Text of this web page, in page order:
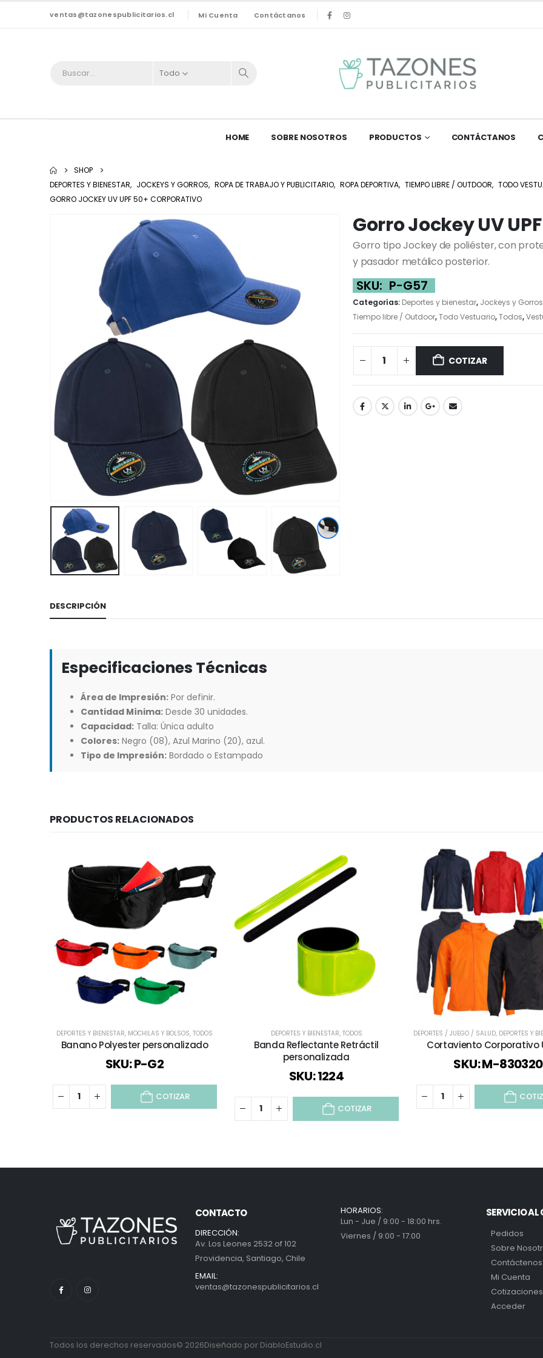
ventas@tazonespublicitarios.cl Mi Cuenta Contáctanos
Todo
HOME SOBRE NOSOTROS PRODUCTOS CONTÁCTANOS
SHOP
DEPORTES Y BIENESTAR, JOCKEYS Y GORROS, ROPA DE TRABAJO Y PUBLICITARIO, ROPA DEPORTIVA, TIEMPO LIBRE / OUTDOOR, TODO
GORRO JOCKEY UV UPF 50+ CORPORATIVO
Gorro Jockey UV
Gorro tipo Jockey de poliéster, con
y pasador metálico posterior.
SKU: P-G57
Categorías: Deportes y bienestar, Jockeys y Gorros
Tiempo libre / Outdoor,Todo Vestuario,Todos,
COTIZAR
DESCRIPCIÓN
Especificaciones Técnicas
Área de Impresión: Por definir.
Cantidad Mínima: Desde 30 unidades.
Capacidad: Talla: Única adulto
Colores: Negro (08), Azul Marino (20), azul.
Tipo de Impresión: Bordado o Estampado
PRODUCTOS RELACIONADOS
DEPORTES Y BIENESTAR, MOCHILAS Y BOLSOS, TODOS
Banano Polyester personalizado
SKU: P-G2
COTIZAR
DEPORTES Y BIENESTAR, TODOS
Banda Reflectante Retráctil
personalizada
SKU: 1224
COTIZAR
DEPORTES / JUEGO / SALUD, DEPORTES Y
Cortaviento Corporativo
SKU: M-830320
CONTACTO
DIRECCIÓN:
Av. Los Leones 2532 of 102
Providencia, Santiago, Chile
EMAIL:
ventas@tazonespublicitarios.cl
HORARIOS:
Lun - Jue / 9:00 - 18:00 hrs.
Viernes / 9:00 - 17:00
SERVICIO AL
Pedidos
Sobre
Contáctenos
Mi Cuenta
Cotizaciones
Acceder
Todos los derechos reservados© 2026Diseñado por DiabloEstudio.cl